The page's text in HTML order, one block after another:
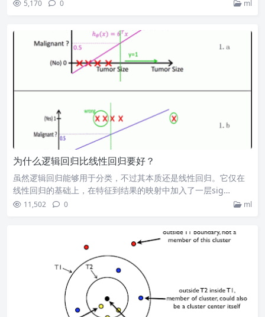
5,170 0 ml
为什么逻辑回归比线性回归要好？
虽然逻辑回归能够用于分类，不过其本质还是线性回归。它仅在
线性回归的基础上，在特征到结果的映射中加入了一层sig…
11,502 0 ml